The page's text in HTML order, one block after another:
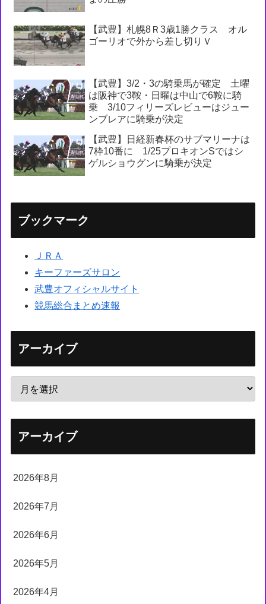
【武豊】札幌8Ｒ3歳1勝クラス オル
ゴーリオで外から差し切りＶ
【武豊】3/2・3の騎乗馬が確定 土曜
は阪神で3鞍・日曜は中山で6鞍に騎
乗 3/10フィリーズレビューはジュー
ンブレアに騎乗が決定
【武豊】日経新春杯のサブマリーナは
7枠10番に 1/25プロキオンSではシ
ゲルショウグンに騎乗が決定
ブックマーク
ＪＲＡ
キーファーズサロン
武豊オフィシャルサイト
競馬総合まとめ速報
アーカイブ
アーカイブ
2026年8月
2026年7月
2026年6月
2026年5月
2026年4月